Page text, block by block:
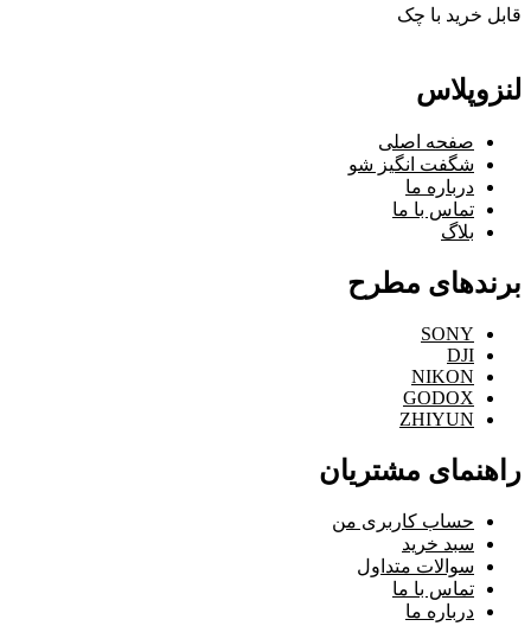
قابل خرید با چک
لنزوپلاس
صفحه اصلی
شگفت انگیز شو
درباره ما
تماس با ما
بلاگ
برندهای مطرح
SONY
DJI
NIKON
GODOX
ZHIYUN
راهنمای مشتریان
حساب کاربری من
سبد خرید
سوالات متداول
تماس با ما
درباره ما